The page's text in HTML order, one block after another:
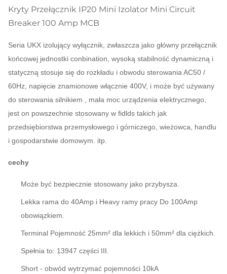
Kryty Przełącznik IP20 Mini Izolator Mini Circuit
Breaker 100 Amp MCB
Seria UKX izolujący wyłącznik, zwłaszcza jako główny przełącznik
końcowej jednostki conbination, wysoką stabilność dynamiczną i
statyczną stosuje się do rozkładu i obwodu sterowania AC50 /
60Hz, napięcie znamionowe włącznie 400V, i może być używany
do sterowania silnikiem , mała moc urządzenia elektrycznego,
jest on powszechnie stosowany w fidlds takich jak
przedsiębiorstwa przemysłowego i górniczego, wieżowca, handlu
i gospodarstwie domowym.
itp.
cechy
Może być bezpiecznie stosowany jako przybysza.
Lekka rama do 40Amp i Heavy ramy pracy Do 100Amp
obowiązkiem.
Terminal Pojemność 25mm² dla lekkich i 50mm² dla ciężkich.
Spełnia to: 13947 części III.
Short - obwód wytrzymać pojemności 10kA